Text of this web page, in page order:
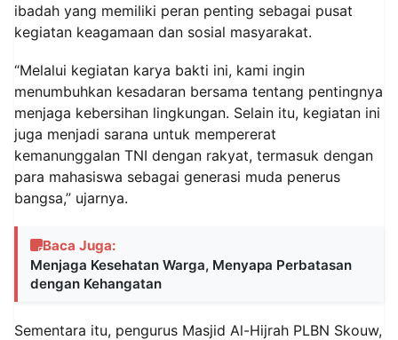
ibadah yang memiliki peran penting sebagai pusat
kegiatan keagamaan dan sosial masyarakat.
“Melalui kegiatan karya bakti ini, kami ingin
menumbuhkan kesadaran bersama tentang pentingnya
menjaga kebersihan lingkungan. Selain itu, kegiatan ini
juga menjadi sarana untuk mempererat
kemanunggalan TNI dengan rakyat, termasuk dengan
para mahasiswa sebagai generasi muda penerus
bangsa,” ujarnya.
Baca Juga:
Menjaga Kesehatan Warga, Menyapa Perbatasan
dengan Kehangatan
Sementara itu, pengurus Masjid Al-Hijrah PLBN Skouw,